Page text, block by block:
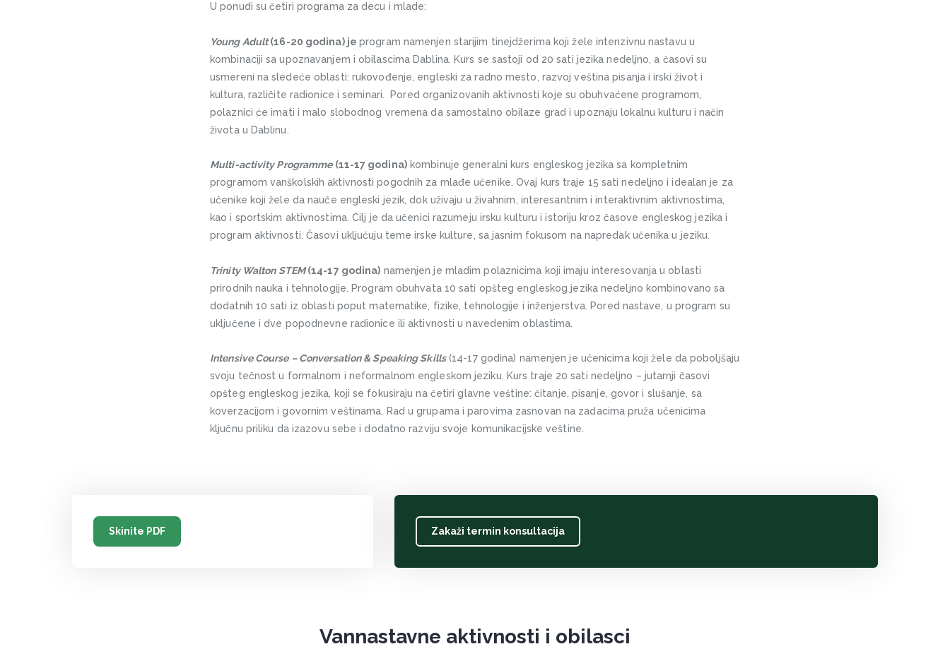
U ponudi su četiri programa za decu i mlade:
Young Adult(16-20 godina) jeprogram namenjen starijim tinejdžerima koji žele intenzivnu nastavu u
kombinaciji sa upoznavanjem i obilascima Dablina. Kurs se sastoji od 20 sati jezika nedeljno, a časovi su
usmereni na sledeće oblasti: rukovođenje, engleski za radno mesto, razvoj veština pisanja i irski život i
kultura, različite radionice i seminari. Pored organizovanih aktivnosti koje su obuhvaćene programom,
polaznici će imati i malo slobodnog vremena da samostalno obilaze grad i upoznaju lokalnu kulturu i način
života u Dablinu.
Multi-activity Programme (11-17 godina)kombinuje generalni kurs engleskog jezika sa kompletnim
programom vanškolskih aktivnosti pogodnih za mlađe učenike. Ovaj kurs traje 15 sati nedeljno i idealan je za
učenike koji žele da nauče engleski jezik, dok uživaju u živahnim, interesantnim i interaktivnim aktivnostima,
kao i sportskim aktivnostima. Cilj je da učenici razumeju irsku kulturu i istoriju kroz časove engleskog jezika i
program aktivnosti. Časovi uključuju teme irske kulture, sa jasnim fokusom na napredak učenika u jeziku.
Trinity Walton STEM(14-17 godina) namenjen je mladim polaznicima koji imaju interesovanja u oblasti
prirodnih nauka i tehnologije. Program obuhvata 10 sati opšteg engleskog jezika nedeljno kombinovano sa
dodatnih 10 sati iz oblasti poput matematike, fizike, tehnologije i inženjerstva. Pored nastave, u program su
uključene i dve popodnevne radionice ili aktivnosti u navedenim oblastima.
Intensive Course – Conversation & Speaking Skills(14-17 godina) namenjen je učenicima koji žele da poboljšaju
svoju tečnost u formalnom i neformalnom engleskom jeziku. Kurs traje 20 sati nedeljno – jutarnji časovi
opšteg engleskog jezika, koji se fokusiraju na četiri glavne veštine: čitanje, pisanje, govor i slušanje, sa
koverzacijom i govornim veštinama. Rad u grupama i parovima zasnovan na zadacima pruža učenicima
ključnu priliku da izazovu sebe i dodatno razviju svoje komunikacijske veštine.
Skinite PDF Zakaži termin konsultacija
Vannastavne aktivnosti i obilasci